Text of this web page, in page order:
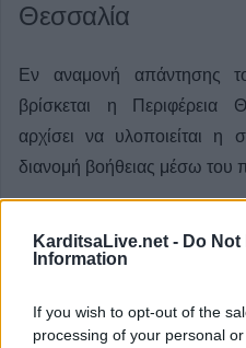
KarditsaLive.net - Do Not
Information
If you wish to opt-out of the
processing of your personal
Θεσσαλία
Εν αναμονή απάντησης
βρίσκεται η Περιφέρεια
αρχίσει να υλοποιείται η
διανομή βοήθειας μέσω